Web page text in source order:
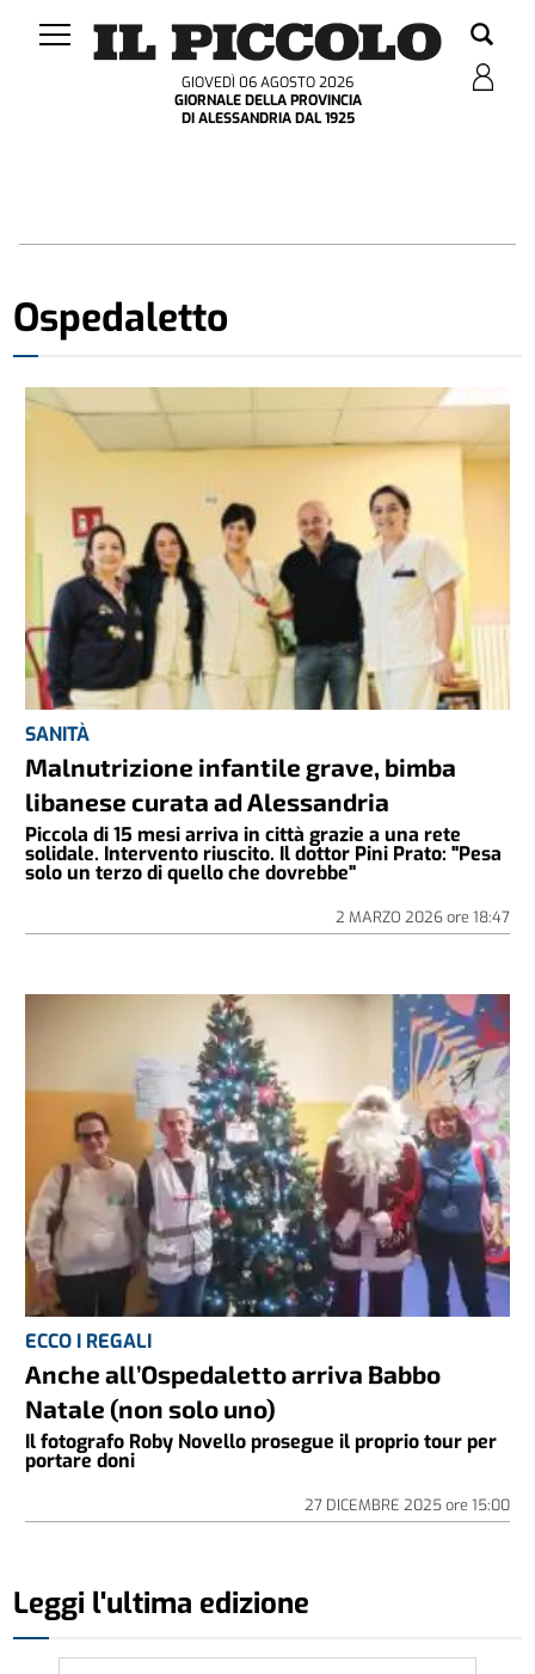
GIOVEDÌ 06 AGOSTO 2026
GIORNALE DELLA PROVINCIA
DI ALESSANDRIA DAL 1925
Ospedaletto
SANITÀ
Malnutrizione infantile grave, bimba
libanese curata ad Alessandria
Piccola di 15 mesi arriva in città grazie a una rete
solidale. Intervento riuscito. Il dottor Pini Prato: "Pesa
solo un terzo di quello che dovrebbe"
2 MARZO 2026ore 18:47
ECCO I REGALI
Anche all’Ospedaletto arriva Babbo
Natale (non solo uno)
Il fotografo Roby Novello prosegue il proprio tour per
portare doni
27 DICEMBRE 2025ore 15:00
Leggi l'ultima edizione